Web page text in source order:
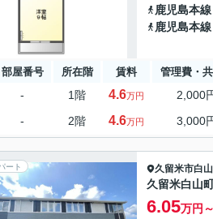
鹿児島本線
鹿児島本線
部屋番号 所在階 賃料 管理費・
- 1階 4.6万円 2,000
- 2階 4.6万円 3,000
ート 久留米市白
久留米白山
6.05万円～